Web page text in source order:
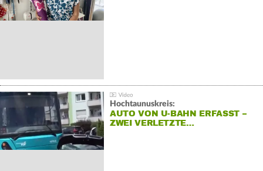
Hochtaunuskreis:
AUTO VON U-BAHN ERFASST –
ZWEI VERLETZTE…